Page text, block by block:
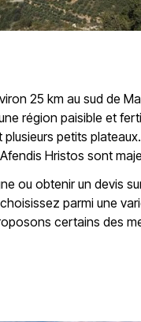
25 km au sud de
région paisible et
petits
Hristos sont
ou obtenir un devis
parmi une
certains des